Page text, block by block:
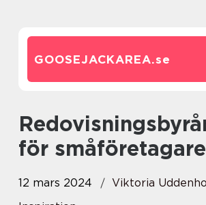
GOOSEJACKAREA.se
Redovisningsbyråns roll
för småföretagare
12 mars 2024
Viktoria